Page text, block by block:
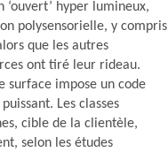
‘ouvert’ hyper lumineux,
polysensorielle, y compris
que les autres
ont tiré leur rideau.
surface impose un code
Les classes
cible de la clientèle,
selon les études